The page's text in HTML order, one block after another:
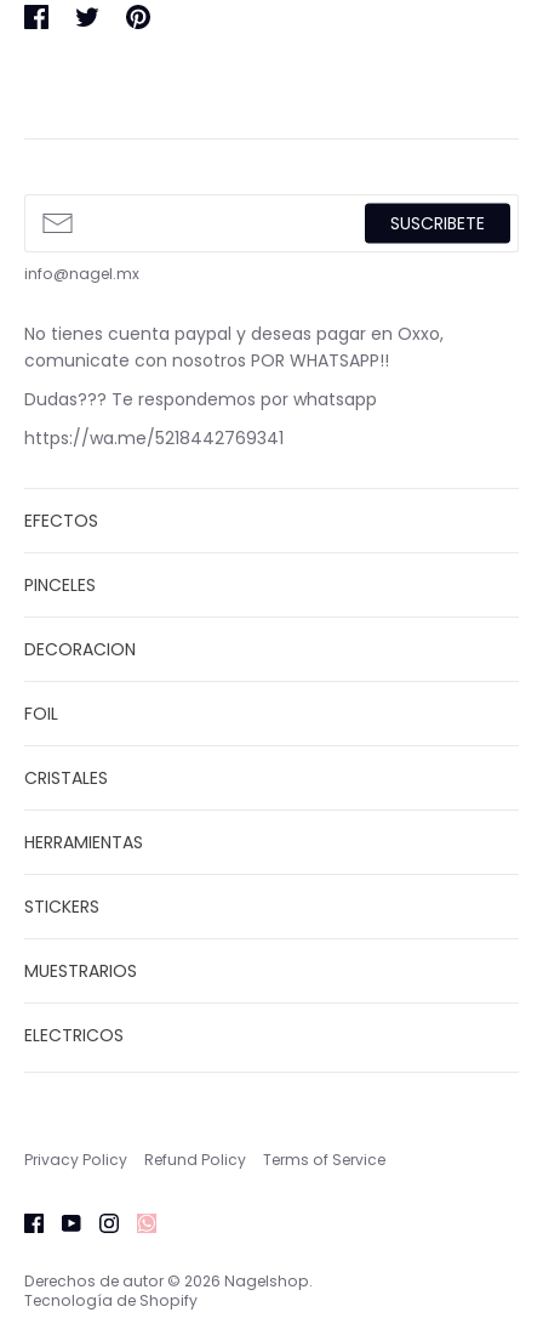
Compartir
TuitearPinear
SUSCRIBETE
info@nagel.mx
No tienes cuenta paypal y deseas pagar en Oxxo,
comunicate con nosotros POR WHATSAPP!!
Dudas??? Te respondemos por whatsapp
https://wa.me/5218442769341
EFECTOS
PINCELES
DECORACION
FOIL
CRISTALES
HERRAMIENTAS
STICKERS
MUESTRARIOS
ELECTRICOS
Privacy Policy Refund Policy Terms of Service
Derechos de autor © 2026 Nagelshop.
Tecnología de Shopify